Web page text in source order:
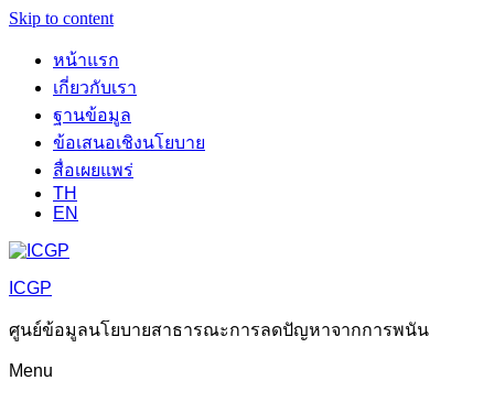
Skip to content
หน้าแรก
เกี่ยวกับเรา
ฐานข้อมูล
ข้อเสนอเชิงนโยบาย
สื่อเผยแพร่
TH
EN
ICGP
ศูนย์ข้อมูลนโยบายสาธารณะการลดปัญหาจากการพนัน
Menu